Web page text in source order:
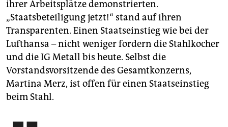
ihrer Arbeitsplätze demonstrierten.
„Staatsbeteiligung jetzt!“ stand auf ihren
Transparenten. Einen Staatseinstieg wie bei der
Lufthansa – nicht weniger fordern die Stahlkocher
und die IG Metall bis heute. Selbst die
Vorstandsvorsitzende des Gesamtkonzerns,
Martina Merz, ist offen für einen Staatseinstieg
beim Stahl.